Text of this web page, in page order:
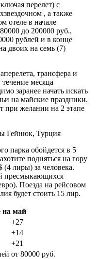
перелет) с
, а также
отеле в начале
до 200000 руб.,
рублей и в конце
двоих на семь (7)
трансфера и
месяца
заранее начать искать
на майские праздники.
при желании на 2 этапе
парка обойдется в 5
подняться на гору
лиры) за человека.
пресмыкающихся
Поезда на рейсовом
будет стоить 15 лир.
на май
+27
+14
+21
от 80000 руб.